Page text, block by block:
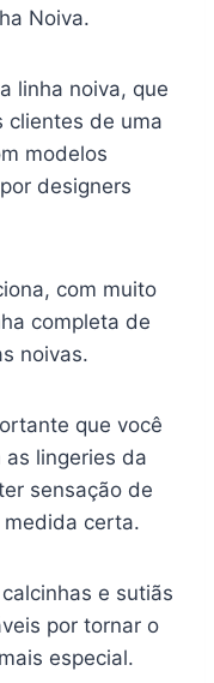
Noiva.
linha noiva, que
clientes de uma
modelos
designers
com muito
completa de
noivas.
que você
lingeries da
sensação de
certa.
e sutiãs
por tornar o
especial.